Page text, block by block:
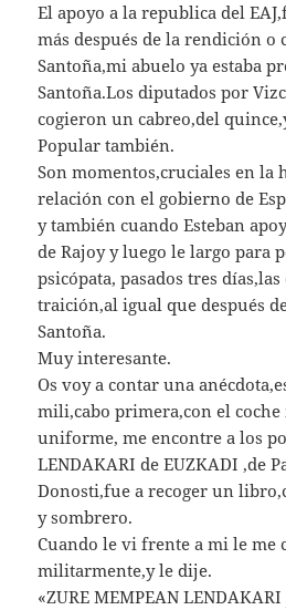
El apoyo a la republica del
más después de la rendición o
Santoña,mi abuelo ya estaba
Santoña.Los diputados por
cogieron un cabreo,del
Popular también.
Son momentos,cruciales en la
relación con el gobierno de
y también cuando Esteban
de Rajoy y luego le largo para
psicópata, pasados tres
traición,al igual que después
Santoña.
Muy interesante.
Os voy a contar una
mili,cabo primera,con el
uniforme, me encontre a los
LENDAKARI de EUZKADI ,de
Donosti,fue a recoger un
y sombrero.
Cuando le vi frente a mi le me
militarmente,y le dije.
«ZURE MEMPEAN